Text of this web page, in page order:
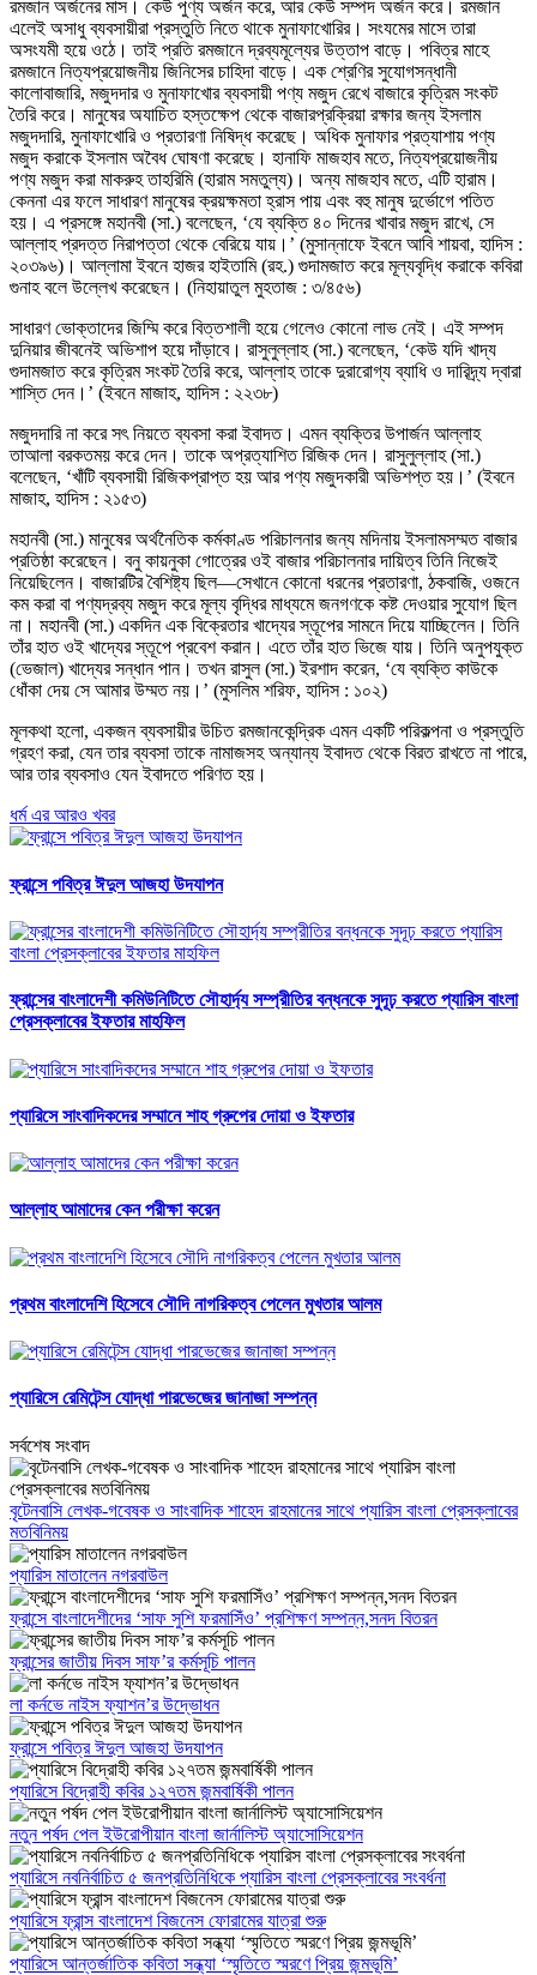
রমজান অর্জনের মাস। কেউ পুণ্য অর্জন করে, আর কেউ সম্পদ অর্জন করে। রমজান
এলেই অসাধু ব্যবসায়ীরা প্রস্তুতি নিতে থাকে মুনাফাখোরির। সংযমের মাসে তারা
অসংযমী হয়ে ওঠে। তাই প্রতি রমজানে দ্রব্যমূল্যের উত্তাপ বাড়ে। পবিত্র মাহে
রমজানে নিত্যপ্রয়োজনীয় জিনিসের চাহিদা বাড়ে। এক শ্রেণির সুযোগসন্ধানী
কালোবাজারি, মজুদদার ও মুনাফাখোর ব্যবসায়ী পণ্য মজুদ রেখে বাজারে কৃত্রিম সংকট
তৈরি করে। মানুষের অযাচিত হস্তক্ষেপ থেকে বাজারপ্রক্রিয়া রক্ষার জন্য ইসলাম
মজুদদারি, মুনাফাখোরি ও প্রতারণা নিষিদ্ধ করেছে। অধিক মুনাফার প্রত্যাশায় পণ্য
মজুদ করাকে ইসলাম অবৈধ ঘোষণা করেছে। হানাফি মাজহাব মতে, নিত্যপ্রয়োজনীয়
পণ্য মজুদ করা মাকরুহ তাহরিমি (হারাম সমতুল্য)। অন্য মাজহাব মতে, এটি হারাম।
কেননা এর ফলে সাধারণ মানুষের ক্রয়ক্ষমতা হ্রাস পায় এবং বহু মানুষ দুর্ভোগে পতিত
হয়। এ প্রসঙ্গে মহানবী (সা.) বলেছেন, ‘যে ব্যক্তি ৪০ দিনের খাবার মজুদ রাখে, সে
আল্লাহ প্রদত্ত নিরাপত্তা থেকে বেরিয়ে যায়।’ (মুসান্নাফে ইবনে আবি শায়বা, হাদিস :
২০৩৯৬)। আল্লামা ইবনে হাজর হাইতামি (রহ.) গুদামজাত করে মূল্যবৃদ্ধি করাকে কবিরা
গুনাহ বলে উল্লেখ করেছেন। (নিহায়াতুল মুহতাজ : ৩/৪৫৬)
সাধারণ ভোক্তাদের জিম্মি করে বিত্তশালী হয়ে গেলেও কোনো লাভ নেই। এই সম্পদ
দুনিয়ার জীবনেই অভিশাপ হয়ে দাঁড়াবে। রাসুলুল্লাহ (সা.) বলেছেন, ‘কেউ যদি খাদ্য
গুদামজাত করে কৃত্রিম সংকট তৈরি করে, আল্লাহ তাকে দুরারোগ্য ব্যাধি ও দারিদ্র্য দ্বারা
শাস্তি দেন।’ (ইবনে মাজাহ, হাদিস : ২২৩৮)
মজুদদারি না করে সৎ নিয়তে ব্যবসা করা ইবাদত। এমন ব্যক্তির উপার্জন আল্লাহ
তাআলা বরকতময় করে দেন। তাকে অপ্রত্যাশিত রিজিক দেন। রাসুলুল্লাহ (সা.)
বলেছেন, ‘খাঁটি ব্যবসায়ী রিজিকপ্রাপ্ত হয় আর পণ্য মজুদকারী অভিশপ্ত হয়।’ (ইবনে
মাজাহ, হাদিস : ২১৫৩)
মহানবী (সা.) মানুষের অর্থনৈতিক কর্মকাণ্ড পরিচালনার জন্য মদিনায় ইসলামসম্মত বাজার
প্রতিষ্ঠা করেছেন। বনু কায়নুকা গোত্রের ওই বাজার পরিচালনার দায়িত্ব তিনি নিজেই
নিয়েছিলেন। বাজারটির বৈশিষ্ট্য ছিল—সেখানে কোনো ধরনের প্রতারণা, ঠকবাজি, ওজনে
কম করা বা পণ্যদ্রব্য মজুদ করে মূল্য বৃদ্ধির মাধ্যমে জনগণকে কষ্ট দেওয়ার সুযোগ ছিল
না। মহানবী (সা.) একদিন এক বিক্রেতার খাদ্যের স্তূপের সামনে দিয়ে যাচ্ছিলেন। তিনি
তাঁর হাত ওই খাদ্যের স্তূপে প্রবেশ করান। এতে তাঁর হাত ভিজে যায়। তিনি অনুপযুক্ত
(ভেজাল) খাদ্যের সন্ধান পান। তখন রাসুল (সা.) ইরশাদ করেন, ‘যে ব্যক্তি কাউকে
ধোঁকা দেয় সে আমার উম্মত নয়।’ (মুসলিম শরিফ, হাদিস : ১০২)
মূলকথা হলো, একজন ব্যবসায়ীর উচিত রমজানকেন্দ্রিক এমন একটি পরিকল্পনা ও প্রস্তুতি
গ্রহণ করা, যেন তার ব্যবসা তাকে নামাজসহ অন্যান্য ইবাদত থেকে বিরত রাখতে না পারে,
আর তার ব্যবসাও যেন ইবাদতে পরিণত হয়।
ধর্ম এর আরও খবর
ফ্রান্সে পবিত্র ঈদুল আজহা উদযাপন
ফ্রান্সের বাংলাদেশী কমিউনিটিতে সৌহার্দ্য সম্প্রীতির বন্ধনকে সুদূঢ় করতে প্যারিস বাংলা
প্রেসক্লাবের ইফতার মাহফিল
প্যারিসে সাংবাদিকদের সম্মানে শাহ গ্রুপের দোয়া ও ইফতার
আল্লাহ আমাদের কেন পরীক্ষা করেন
প্রথম বাংলাদেশি হিসেবে সৌদি নাগরিকত্ব পেলেন মুখতার আলম
প্যারিসে রেমিটেন্স যোদ্ধা পারভেজের জানাজা সম্পন্ন
সর্বশেষ সংবাদ
বৃটেনবাসি লেখক-গবেষক ও সাংবাদিক শাহেদ রাহমানের সাথে প্যারিস বাংলা প্রেসক্লাবের
মতবিনিময়
প্যারিস মাতালেন নগরবাউল
ফ্রান্সে বাংলাদেশীদের ‘সাফ সুশি ফরমাসিঁও’ প্রশিক্ষণ সম্পন্ন,সনদ বিতরন
ফ্রান্সের জাতীয় দিবস সাফ’র কর্মসূচি পালন
লা কর্নভে নাইস ফ্যাশন’র উদ্ভোধন
ফ্রান্সে পবিত্র ঈদুল আজহা উদযাপন
প্যারিসে বিদ্রোহী কবির ১২৭তম জন্মবার্ষিকী পালন
নতুন পর্ষদ পেল ইউরোপীয়ান বাংলা জার্নালিস্ট অ্যাসোসিয়েশন
প্যারিসে নবনির্বাচিত ৫ জনপ্রতিনিধিকে প্যারিস বাংলা প্রেসক্লাবের সংবর্ধনা
প্যারিসে ফ্রান্স বাংলাদেশ বিজনেস ফোরামের যাত্রা শুরু
প্যারিসে আন্তর্জাতিক কবিতা সন্ধ্যা ‘স্মৃতিতে স্মরণে প্রিয় জন্মভূমি’